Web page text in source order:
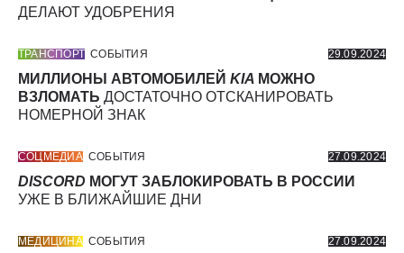
ДЕЛАЮТ УДОБРЕНИЯ
ТРАНСПОРТ СОБЫТИЯ 29.09.2024
МИЛЛИОНЫ АВТОМОБИЛЕЙ KIA МОЖНО
ВЗЛОМАТЬ ДОСТАТОЧНО ОТСКАНИРОВАТЬ
НОМЕРНОЙ ЗНАК
СОЦМЕДИА СОБЫТИЯ 27.09.2024
DISCORD МОГУТ ЗАБЛОКИРОВАТЬ В РОССИИ
УЖЕ В БЛИЖАЙШИЕ ДНИ
МЕДИЦИНА СОБЫТИЯ 27.09.2024